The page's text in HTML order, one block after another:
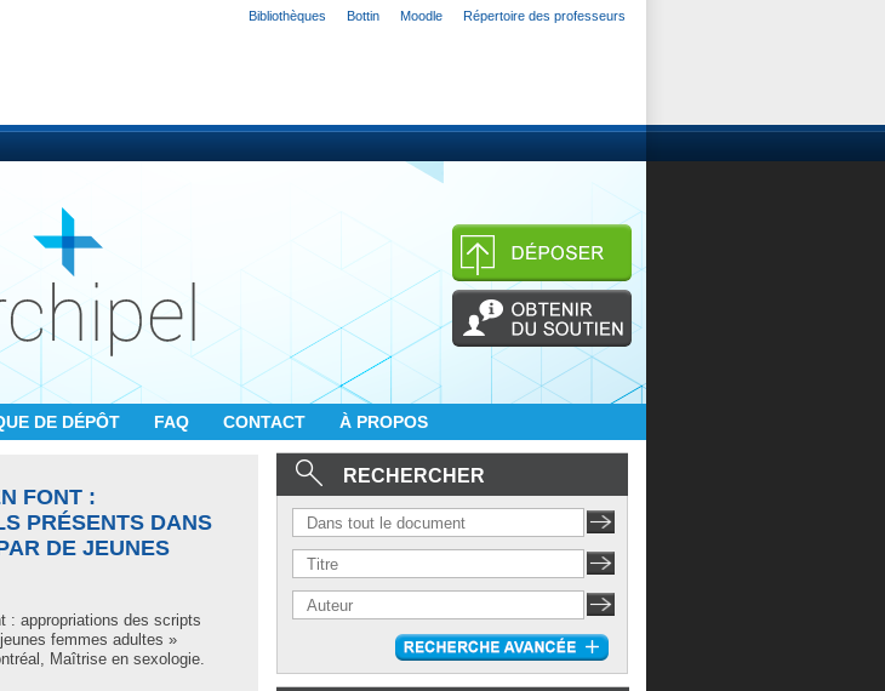
Bibliothèques Bottin Moodle Répertoire des professeurs
DE DÉPÔT FAQ CONTACT À PROPOS
FONT :
PRÉSENTS DANS
DE JEUNES
: appropriations des scripts
femmes adultes »
Maîtrise en sexologie.
RECHERCHER